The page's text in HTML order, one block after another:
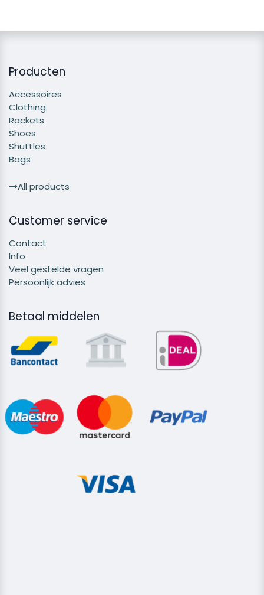
Producten
Accessoires
Clothing
Rackets
Shoes
Shuttles
Bags
All products
Customer service
Contact
Info
Veel gestelde vragen
Persoonlijk advies
Betaal middelen